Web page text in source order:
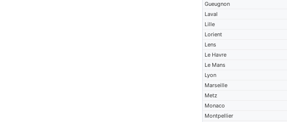
Gueugnon
Laval
Lille
Lorient
Lens
Le Havre
Le Mans
Lyon
Marseille
Metz
Monaco
Montpellier